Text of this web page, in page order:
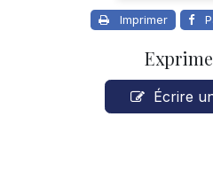
Imprimer
Écrire